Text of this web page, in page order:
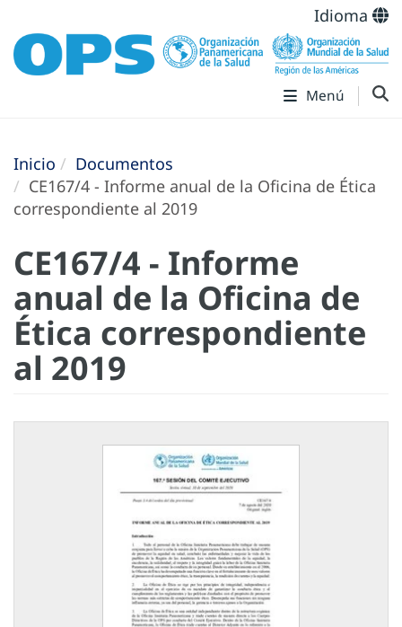
Idioma
Menú
Inicio
Documentos
CE167/4 - Informe anual de la Oficina de Ética
correspondiente al 2019
CE167/4 - Informe
anual de la Oficina de
Ética correspondiente
al 2019